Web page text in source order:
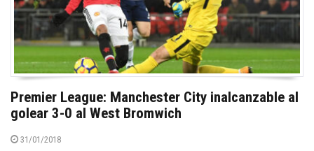
Premier League: Manchester City inalcanzable al
golear 3-0 al West Bromwich
31/01/2018